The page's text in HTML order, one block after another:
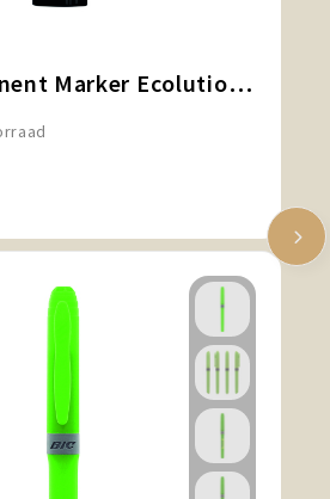
BIC® Permanent Marker Ecolutions®